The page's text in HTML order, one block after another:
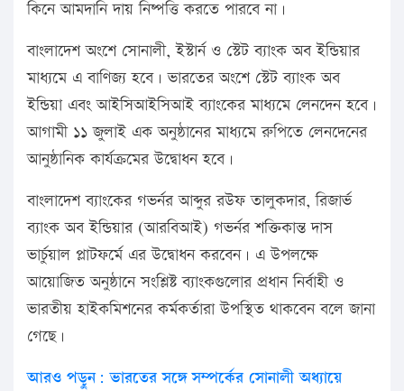
কিনে আমদানি দায় নিষ্পত্তি করতে পারবে না।
বাংলাদেশ অংশে সোনালী, ইস্টার্ন ও স্টেট ব্যাংক অব ইন্ডিয়ার
মাধ্যমে এ বাণিজ্য হবে। ভারতের অংশে স্টেট ব্যাংক অব
ইন্ডিয়া এবং আইসিআইসিআই ব্যাংকের মাধ্যমে লেনদেন হবে।
আগামী ১১ জুলাই এক অনুষ্ঠানের মাধ্যমে রুপিতে লেনদেনের
আনুষ্ঠানিক কার্যক্রমের উদ্বোধন হবে।
বাংলাদেশ ব্যাংকের গভর্নর আব্দুর রউফ তালুকদার, রিজার্ভ
ব্যাংক অব ইন্ডিয়ার (আরবিআই) গভর্নর শক্তিকান্ত দাস
ভার্চুয়াল প্লাটফর্মে এর উদ্বোধন করবেন। এ উপলক্ষে
আয়োজিত অনুষ্ঠানে সংশ্লিষ্ট ব্যাংকগুলোর প্রধান নির্বাহী ও
ভারতীয় হাইকমিশনের কর্মকর্তারা উপস্থিত থাকবেন বলে জানা
গেছে।
আরও পড়ুৃন: ভারতের সঙ্গে সম্পর্কের সোনালী অধ্যায়ে